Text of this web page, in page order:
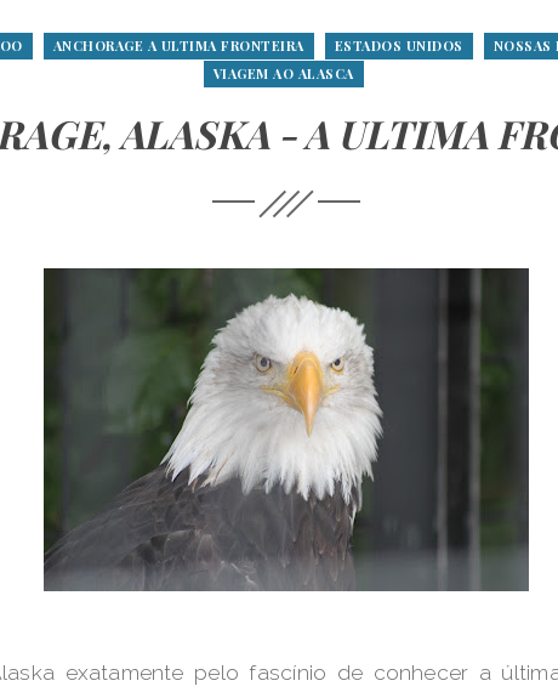
ANCHORAGE A ULTIMA FRONTEIRA ESTADOS UNIDOS
NOSSAS
VIAGEM AO ALASCA
ALASKA - A ULTIMA
exatamente pelo fascínio de conhecer a